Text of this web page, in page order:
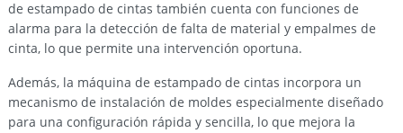
de estampado de cintas también cuenta con funciones de
alarma para la detección de falta de material y empalmes de
cinta, lo que permite una intervención oportuna.
Además, la máquina de estampado de cintas incorpora un
mecanismo de instalación de moldes especialmente diseñado
para una configuración rápida y sencilla, lo que mejora la